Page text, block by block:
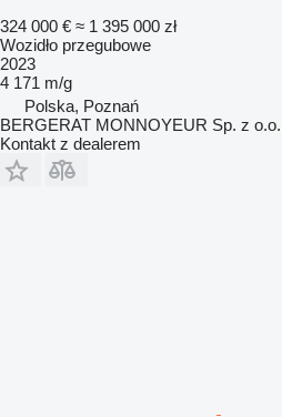
324 000 € ≈ 1 395 000 zł
Wozidło przegubowe
2023
4 171 m/g
Polska, Poznań
BERGERAT MONNOYEUR Sp. z o.o.
Kontakt z dealerem